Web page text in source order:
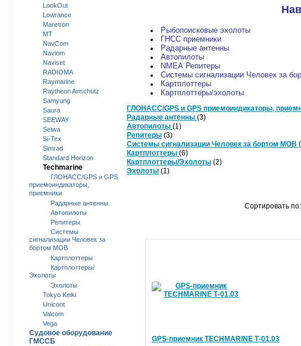
LookOut
Lowrance
Maretron
MT
NavCom
Naviom
Naviset
RADIOMA
Raymarine
Raytheon Anschütz
Samyung
Saura
SEEWAY
Seiwa
Si-Tex
Simrad
Standard Horizon
Techmarine
ГЛОНАСС/GPS и GPS
приемоиндикаторы,
приемники
Радарные антенны
Автопилоты
Репитеры
Системы
сигнализации Человек за
бортом MOB
Картплоттеры
Картплоттеры/
Эхолоты
Эхолоты
Tokyo Keiki
Unicont
Valcom
Vega
Судовое оборудование
ГМССБ
Рыбопоисковые эхолоты
ГНСС приемники
Радарные антенны
Автопилоты
NMEA Репитеры
Системы сигнализации Человек за
Картплоттеры
Картплоттеры/эхолоты
ГЛОНАСС/GPS и GPS приемоиндикаторы,
Радарные антенны (3)
Автопилоты (1)
Репитеры (3)
Системы сигнализации Человек за бортом MOB
Картплоттеры (6)
Картплоттеры/Эхолоты (2)
Эхолоты (1)
Сортировать
GPS-приемник TECHMARINE Т-01.03